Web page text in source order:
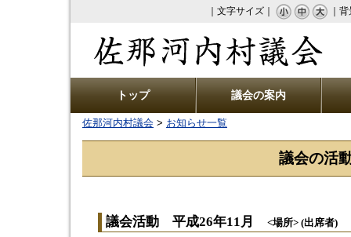
｜文字サイズ｜ ｜
トップ 議会の案内
佐那河内村議会 > お知らせ一覧
議会の活
議会活動 平成26年11月 <場所> (出席者)